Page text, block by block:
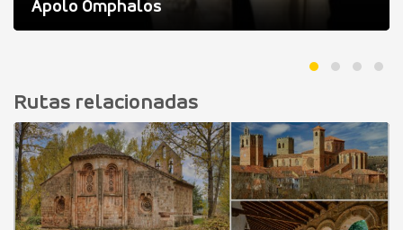
Apolo Omphalos
Rutas relacionadas